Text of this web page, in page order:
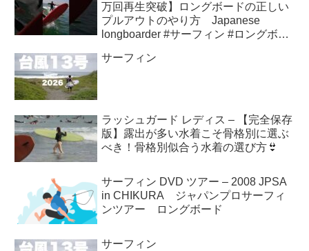
万回再生突破】ロングボードの正しい
プルアウトのやり方 Japanese
longboarder #サーフィン #ロングボー
サーフィン
ラッシュガード レディス – 【完全保存
版】露出が多い水着こそ骨格別に選ぶ
べき！骨格別似合う水着の選び方👙
サーフィン DVD ツアー – 2008 JPSA
in CHIKURA ジャパンプロサーフィ
ンツアー ロングボード
サーフィン